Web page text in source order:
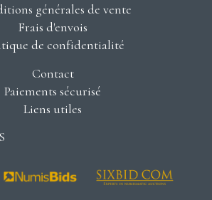
générales de vente
Frais d'envois
de confidentialité
Contact
Paiements sécurisé
Liens utiles